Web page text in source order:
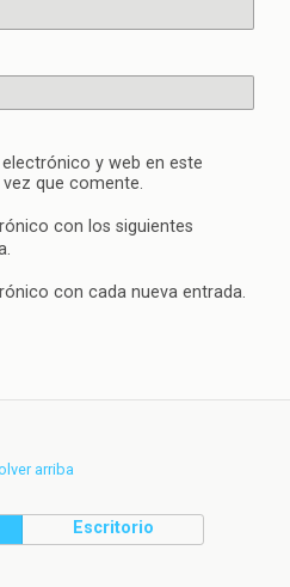
y web en este
que comente.
con los siguientes
con cada nueva entrada.
arriba
Escritorio